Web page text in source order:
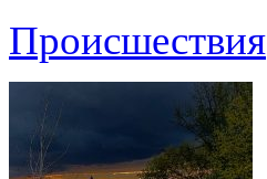
Происшествия